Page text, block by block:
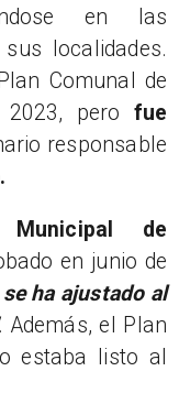
en las
localidades.
Comunal de
2023, pero fue
responsable
Municipal de
en junio de
se ha ajustado al
Además, el Plan
estaba listo al